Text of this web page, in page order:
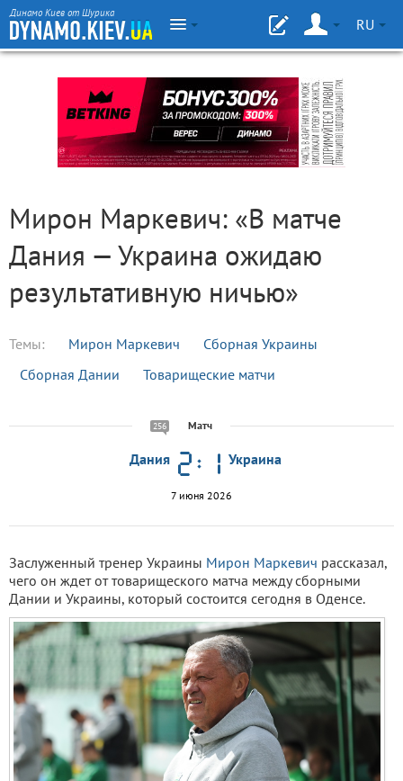
Динамо Киев от Шурика
RU
Мирон Маркевич: «В матче
Дания — Украина ожидаю
результативную ничью»
Темы: Мирон Маркевич
Сборная Украины
Сборная Дании
Товарищеские матчи
256 Матч
Дания Украина
7 июня 2026
Заслуженный тренер Украины Мирон Маркевич рассказал,
чего он ждет от товарищеского матча между сборными
Дании и Украины, который состоится сегодня в Оденсе.